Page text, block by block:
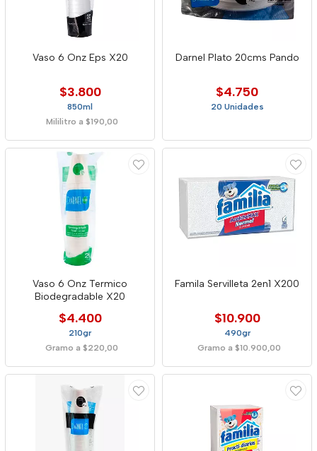
Vaso 6 Onz Eps X20
$3.800
850ml
Mililitro a $190,00
Darnel Plato 20cms Pando
$4.750
20 Unidades
Vaso 6 Onz Termico
Biodegradable X20
$4.400
210gr
Gramo a $220,00
Famila Servilleta 2en1 X200
$10.900
490gr
Gramo a $10.900,00